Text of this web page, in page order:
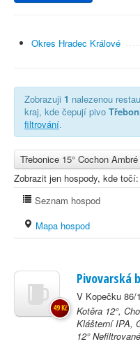
Okres Hradec Králové
Zobrazuji 1 nalezenou
kraj, kde čepují pivo
filtrování.
Třebonice 15° Cochon Ambré
Zobrazit jen hospody, kde točí:
Seznam hospod
Mapa hospod
Pivovarská
V Kopečku 86/
Kotěra 12°,
Klášterní IPA,
12°
49 Kč